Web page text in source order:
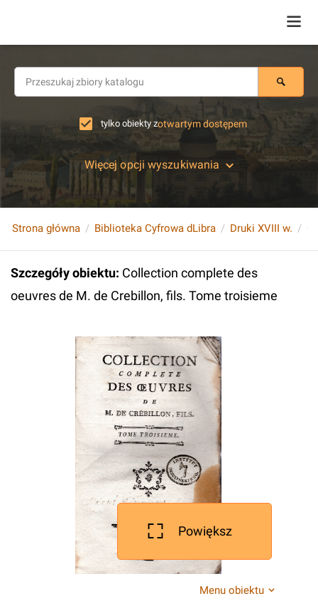
tylko obiekty zotwartym dostępem
Więcej opcji wyszukiwania
Strona główna Biblioteka Cyfrowa dLibra Druki XVIII w.
Szczegóły obiektu: Collection complete des
oeuvres de M. de Crebillon, fils. Tome troisieme
Powiększ
Menu obiektu